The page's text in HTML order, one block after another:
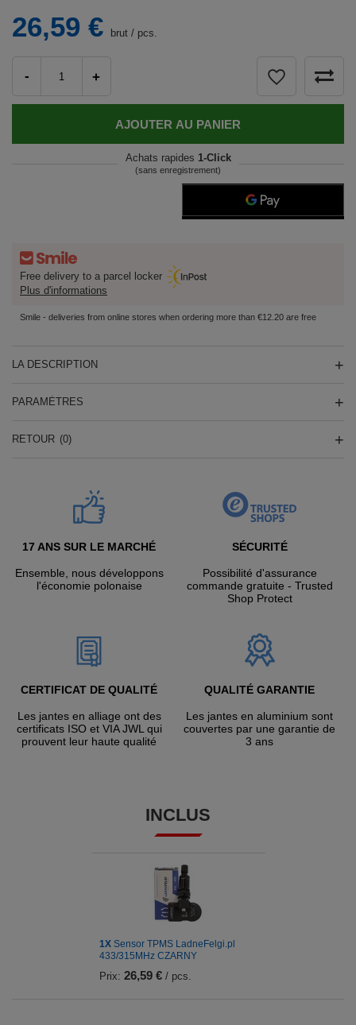
26,59 € brut / pcs.
- +
AJOUTER AU PANIER
Achats rapides 1-Click
(sans enregistrement)
Free delivery to a parcel locker
Plus d'informations
Smile - deliveries from online stores when ordering more than €12.20 are free
LA DESCRIPTION
PARAMÈTRES
RETOUR (0)
17 ANS SUR LE MARCHÉ
Ensemble, nous développons
l'économie polonaise
SÉCURITÉ
Possibilité d'assurance
commande gratuite - Trusted
Shop Protect
CERTIFICAT DE QUALITÉ
Les jantes en alliage ont des
certificats ISO et VIA JWL qui
prouvent leur haute qualité
QUALITÉ GARANTIE
Les jantes en aluminium sont
couvertes par une garantie de
3 ans
INCLUS
1X Sensor TPMS LadneFelgi.pl
433/315MHz CZARNY
Prix: 26,59 €/ pcs.